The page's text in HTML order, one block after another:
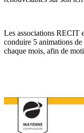
Les associations RECIT
conduire 5 animations
chaque mois, afin de